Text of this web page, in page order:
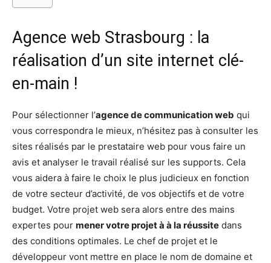
Agence web Strasbourg : la
réalisation d’un site internet clé-
en-main !
Pour sélectionner l’agence de communication web qui
vous correspondra le mieux, n’hésitez pas à consulter les
sites réalisés par le prestataire web pour vous faire un
avis et analyser le travail réalisé sur les supports. Cela
vous aidera à faire le choix le plus judicieux en fonction
de votre secteur d’activité, de vos objectifs et de votre
budget. Votre projet web sera alors entre des mains
expertes pour mener votre projet à à la réussite dans
des conditions optimales. Le chef de projet et le
développeur vont mettre en place le nom de domaine et